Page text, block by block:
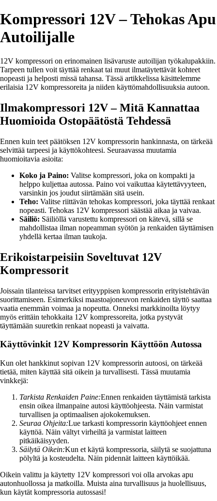
Kompressori 12V – Tehokas Apu
Autoilijalle
12V kompressori on erinomainen lisävaruste autoilijan työkalupakkiin.
Tarpeen tullen voit täyttää renkaat tai muut ilmatäytettävät kohteet
nopeasti ja helposti missä tahansa. Tässä artikkelissa käsittelemme
erilaisia 12V kompressoreita ja niiden käyttömahdollisuuksia autoon.
Ilmakompressori 12V – Mitä Kannattaa
Huomioida Ostopäätöstä Tehdessä
Ennen kuin teet päätöksen 12V kompressorin hankinnasta, on tärkeää
selvittää tarpeesi ja käyttökohteesi. Seuraavassa muutamia
huomioitavia asioita:
Koko ja Paino: Valitse kompressori, joka on kompakti ja
helppo kuljettaa autossa. Paino voi vaikuttaa käytettävyyteen,
varsinkin jos joudut siirtämään sitä usein.
Teho: Valitse riittävän tehokas kompressori, joka täyttää renkaat
nopeasti. Tehokas 12V kompressori säästää aikaa ja vaivaa.
Säiliö: Säiliöllä varustettu kompressori on kätevä, sillä se
mahdollistaa ilman nopeamman syötön ja renkaiden täyttämisen
yhdellä kertaa ilman taukoja.
Erikoistarpeisiin Soveltuvat 12V
Kompressorit
Joissain tilanteissa tarvitset erityyppisen kompressorin erityistehtävän
suorittamiseen. Esimerkiksi maastoajoneuvon renkaiden täyttö saattaa
vaatia enemmän voimaa ja nopeutta. Onneksi markkinoilta löytyy
myös erittäin tehokkaita 12V kompressoreita, jotka pystyvät
täyttämään suuretkin renkaat nopeasti ja vaivatta.
Käyttövinkit 12V Kompressorin Käyttöön Autossa
Kun olet hankkinut sopivan 12V kompressorin autoosi, on tärkeää
tietää, miten käyttää sitä oikein ja turvallisesti. Tässä muutamia
vinkkejä:
Tarkista Renkaiden Paine:Ennen renkaiden täyttämistä tarkista
ensin oikea ilmanpaine autosi käyttöohjeesta. Näin varmistat
turvallisen ja optimaalisen ajokokemuksen.
Seuraa Ohjeita:Lue tarkasti kompressorin käyttöohjeet ennen
käyttöä. Näin vältyt virheiltä ja varmistat laitteen
pitkäikäisyyden.
Säilytä Oikein:Kun et käytä kompressoria, säilytä se suojattuna
pölyltä ja kosteudelta. Näin pidennät laitteen käyttöikää.
Oikein valittu ja käytetty 12V kompressori voi olla arvokas apu
autonhuollossa ja matkoilla. Muista aina turvallisuus ja huolellisuus,
kun käytät kompressoria autossasi!